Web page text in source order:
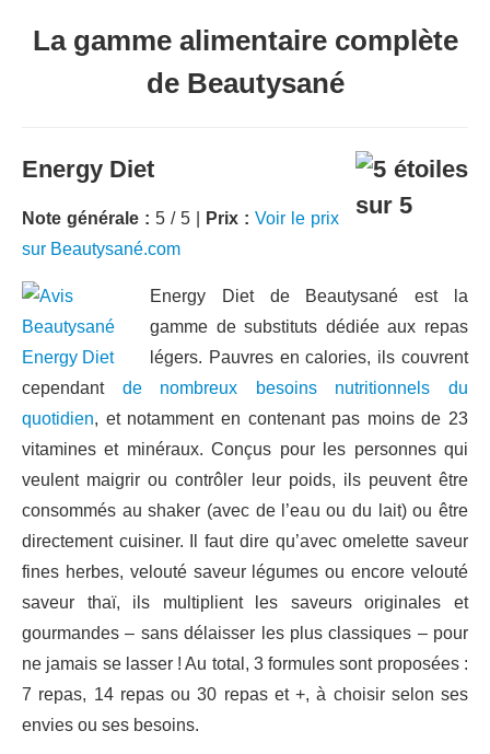
La gamme alimentaire complète
de Beautysané
Energy Diet
Note générale : 5 / 5 | Prix : Voir le prix
sur Beautysané.com
Energy Diet de Beautysané est la
gamme de substituts dédiée aux repas
légers. Pauvres en calories, ils couvrent
cependant de nombreux besoins nutritionnels du
quotidien, et notamment en contenant pas moins de 23
vitamines et minéraux. Conçus pour les personnes qui
veulent maigrir ou contrôler leur poids, ils peuvent être
consommés au shaker (avec de l’eau ou du lait) ou être
directement cuisiner. Il faut dire qu’avec omelette saveur
fines herbes, velouté saveur légumes ou encore velouté
saveur thaï, ils multiplient les saveurs originales et
gourmandes – sans délaisser les plus classiques – pour
ne jamais se lasser ! Au total, 3 formules sont proposées :
7 repas, 14 repas ou 30 repas et +, à choisir selon ses
envies ou ses besoins.